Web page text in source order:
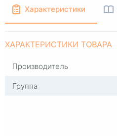
Характеристики
ХАРАКТЕРИСТИКИ ТОВАРА
Производитель
Группа